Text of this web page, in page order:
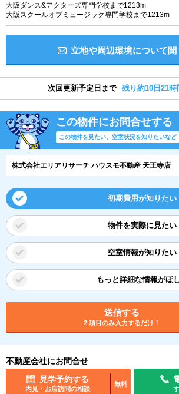
大阪ダンス&アクターズ専門学校まで1213m
大阪スクールオブミュージック専門学校まで1213m
立地や周辺環境について聞
次回更新予定日まで 残り約10日21時
この物件にお問合せする
この物件を見たい、空室状況を知りたいなど
株式会社エリアリサーチ ハウスモ不動産 天王寺店
初期費用が知りたい
物件を実際に見たい
空室情報が知りたい
もっと詳細な情報がほ
送信する
2 項目のみ入力するだけ！
不動産会社にお問合せ
見学予約する
内見・お店訪問の相談
無料